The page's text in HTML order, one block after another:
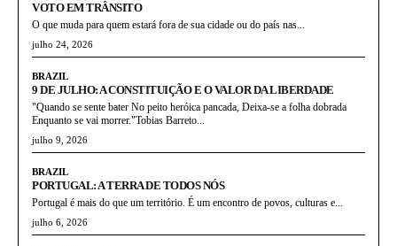
VOTO EM TRÂNSITO
O que muda para quem estará fora de sua cidade ou do país nas...
julho 24, 2026
BRAZIL
9 DE JULHO: A CONSTITUIÇÃO E O VALOR DA LIBERDADE
"Quando se sente bater No peito heróica pancada, Deixa-se a folha dobrada
Enquanto se vai morrer."Tobias Barreto...
julho 9, 2026
BRAZIL
PORTUGAL: A TERRA DE TODOS NÓS
Portugal é mais do que um território. É um encontro de povos, culturas e...
julho 6, 2026